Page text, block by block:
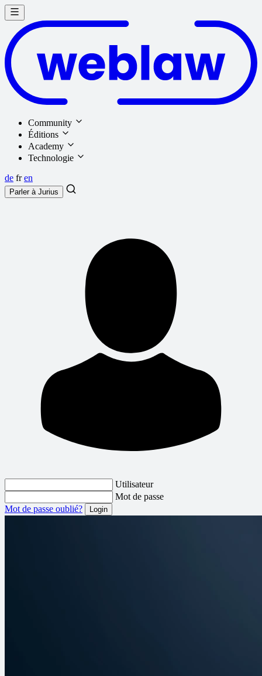
Community
Éditions
Academy
Technologie
de fr en
Parler à Jurius
Utilisateur
Mot de passe
Mot de passe oublié?